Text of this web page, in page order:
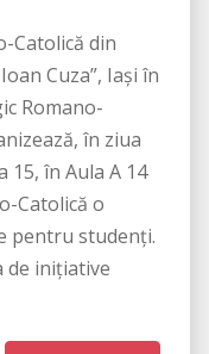
Catolică din
Cuza”, Iași în
Romano-
în ziua
15, în Aula A 14
Catolică o
pentru studenți.
de inițiative